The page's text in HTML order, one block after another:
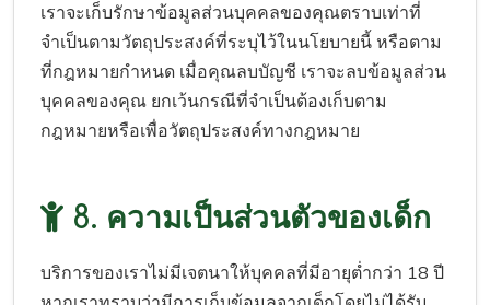
เราจะเก็บรักษาข้อมูลส่วนบุคคลของคุณตราบเท่าที่
จำเป็นตามวัตถุประสงค์ที่ระบุไว้ในนโยบายนี้ หรือตาม
ที่กฎหมายกำหนด เมื่อคุณลบบัญชี เราจะลบข้อมูลส่วน
บุคคลของคุณ ยกเว้นกรณีที่จำเป็นต้องเก็บตาม
กฎหมายหรือเพื่อวัตถุประสงค์ทางกฎหมาย
8. ความเป็นส่วนตัวของเด็ก
บริการของเราไม่มีเจตนาให้บุคคลที่มีอายุต่ำกว่า 18 ปี